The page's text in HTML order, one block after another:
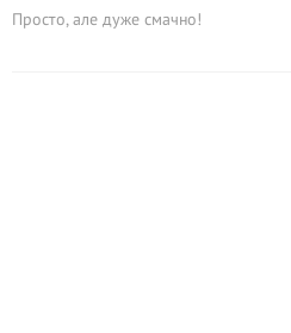
Просто, але дуже смачно!